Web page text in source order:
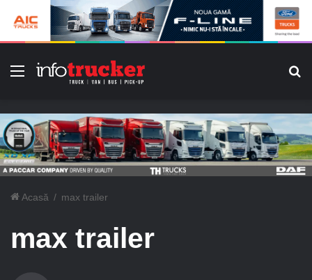
Meniu
Acasă / max trailer
max trailer